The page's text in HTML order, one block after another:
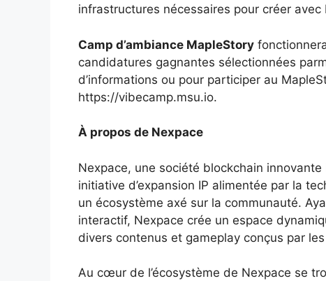
infrastructures nécessaires pour créer avec
Camp d’ambiance MapleStory
candidatures gagnantes sélectionnées
d’informations ou pour participer au
https://vibecamp.msu.io.
À propos de Nexpace
Nexpace, une société blockchain
initiative d’expansion IP alimentée par la
un écosystème axé sur la communauté.
interactif, Nexpace crée un espace
divers contenus et gameplay conçus par
Au cœur de l’écosystème de Nexpace se